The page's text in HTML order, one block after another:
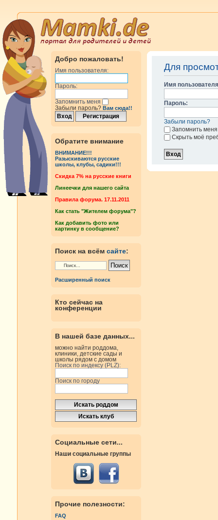
Добро пожаловать!
Имя пользователя:
Пароль:
Запомнить меня
Забыли пароль? Вам сюда!!
Обратите внимание
ВНИМАНИЕ!!!
Разыскиваются русские
школы, клубы, садики!!!
Cкидка 7% на русские книги
Линеечки для нашего сайта
Правила форума. 17.11.2011
Как стать "Жителем форума"?
Как добавить фото или
картинку в сообщение?
Поиск на всём сайте:
Расширенный поиск
Кто сейчас на
конференции
В нашей базе данных...
можно найти роддома,
клиники, детские сады и
школы рядом с домом
Поиск по индексу (PLZ):
Поиск по городу
Социальные сети...
Наши социальные группы
Прочие полезности:
FAQ
Для
Имя
Пароль:
Забыли пароль?
Запомнить меня
Скрыть моё